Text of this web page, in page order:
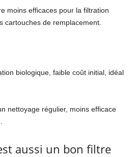
moins efficaces pour la filtration
cartouches de remplacement.
biologique, faible coût initial, idéal
nettoyage régulier, moins efficace
aussi un bon filtre